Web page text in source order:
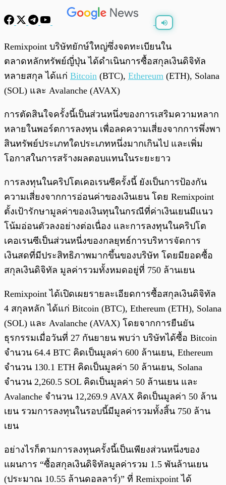
Remixpoint บริษัทยักษ์ใหญ่ซึ่งจดทะเบียนใน
ตลาดหลักทรัพย์ญี่ปุ่น ได้ดำเนินการซื้อสกุลเงินดิจิทัล
หลายสกุล ได้แก่ Bitcoin (BTC), Ethereum (ETH), Solana
(SOL) และ Avalanche (AVAX)
การตัดสินใจครั้งนี้เป็นส่วนหนึ่งของการเสริมความหลาก
หลายในพอร์ตการลงทุน เพื่อลดความเสี่ยงจากการพึ่งพา
สินทรัพย์ประเภทใดประเภทหนึ่งมากเกินไป และเพิ่ม
โอกาสในการสร้างผลตอบแทนในระยะยาว
การลงทุนในคริปโตเคอเรนซีครั้งนี้ ยังเป็นการป้องกัน
ความเสี่ยงจากการอ่อนค่าของเงินเยน โดย Remixpoint
ตั้งเป้ารักษามูลค่าของเงินทุนในกรณีที่ค่าเงินเยนมีแนว
โน้มอ่อนตัวลงอย่างต่อเนื่อง และการลงทุนในคริปโต
เคอเรนซีเป็นส่วนหนี่งของกลยุทธ์การบริหารจัดการ
เงินสดที่มีประสิทธิภาพมากขึ้นของบริษัท โดยมียอดซื้อ
สกุลเงินดิจิทัล มูลค่ารวมทั้งหมดอยู่ที่ 750 ล้านเยน
Remixpoint ได้เปิดเผยรายละเอียดการซื้อสกุลเงินดิจิทัล
4 สกุลหลัก ได้แก่ Bitcoin (BTC), Ethereum (ETH), Solana
(SOL) และ Avalanche (AVAX) โดยจากการยืนยัน
ธุรกรรมเมื่อวันที่ 27 กันยายน พบว่า บริษัทได้ซื้อ Bitcoin
จำนวน 64.4 BTC คิดเป็นมูลค่า 600 ล้านเยน, Ethereum
จำนวน 130.1 ETH คิดเป็นมูลค่า 50 ล้านเยน, Solana
จำนวน 2,260.5 SOL คิดเป็นมูลค่า 50 ล้านเยน และ
Avalanche จำนวน 12,269.9 AVAX คิดเป็นมูลค่า 50 ล้าน
เยน รวมการลงทุนในรอบนี้มีมูลค่ารวมทั้งสิ้น 750 ล้าน
เยน
อย่างไรก็ตามการลงทุนครั้งนี้เป็นเพียงส่วนหนึ่งของ
แผนการ “ซื้อสกุลเงินดิจิทัลมูลค่ารวม 1.5 พันล้านเยน
(ประมาณ 10.55 ล้านดอลลาร์)” ที่ Remixpoint ได้